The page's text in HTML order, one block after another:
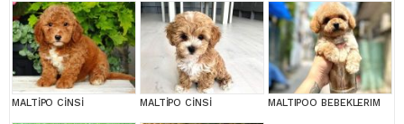
MALTİPO CİNSİ MALTİPO CİNSİ MALTIPOO BEBEKLERIM